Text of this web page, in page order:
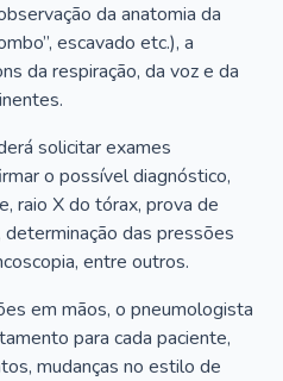
da anatomia da
escavado etc.), a
da respiração, da voz e da
solicitar exames
o possível diagnóstico,
raio X do tórax, prova de
das pressões
entre outros.
em mãos, o pneumologista
para cada paciente,
mudanças no estilo de